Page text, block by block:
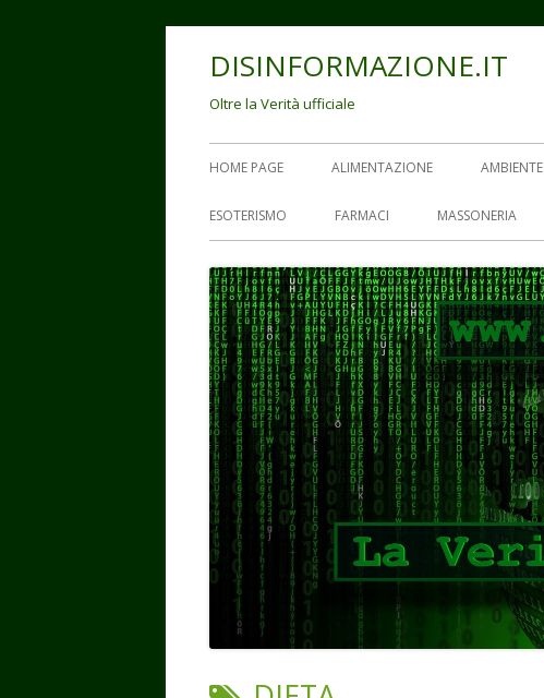
DISINFORMAZIONE.IT
Oltre la Verità ufficiale
Menu
principale
HOME PAGE ALIMENTAZIONE AMBIENTE
ESOTERISMO FARMACI MASSONERIA